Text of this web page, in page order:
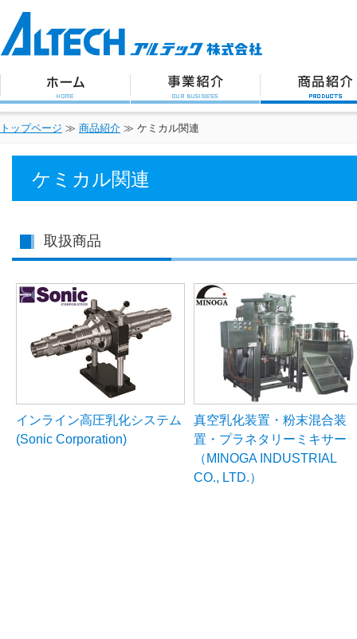
トップページ ≫ 商品紹介 ≫ ケミカル関連
ケミカル関連
取扱商品
インライン高圧乳化システム
(Sonic Corporation)
真空乳化装置・粉末混合装
置・プラネタリーミキサー
（MINOGA INDUSTRIAL
CO., LTD.）